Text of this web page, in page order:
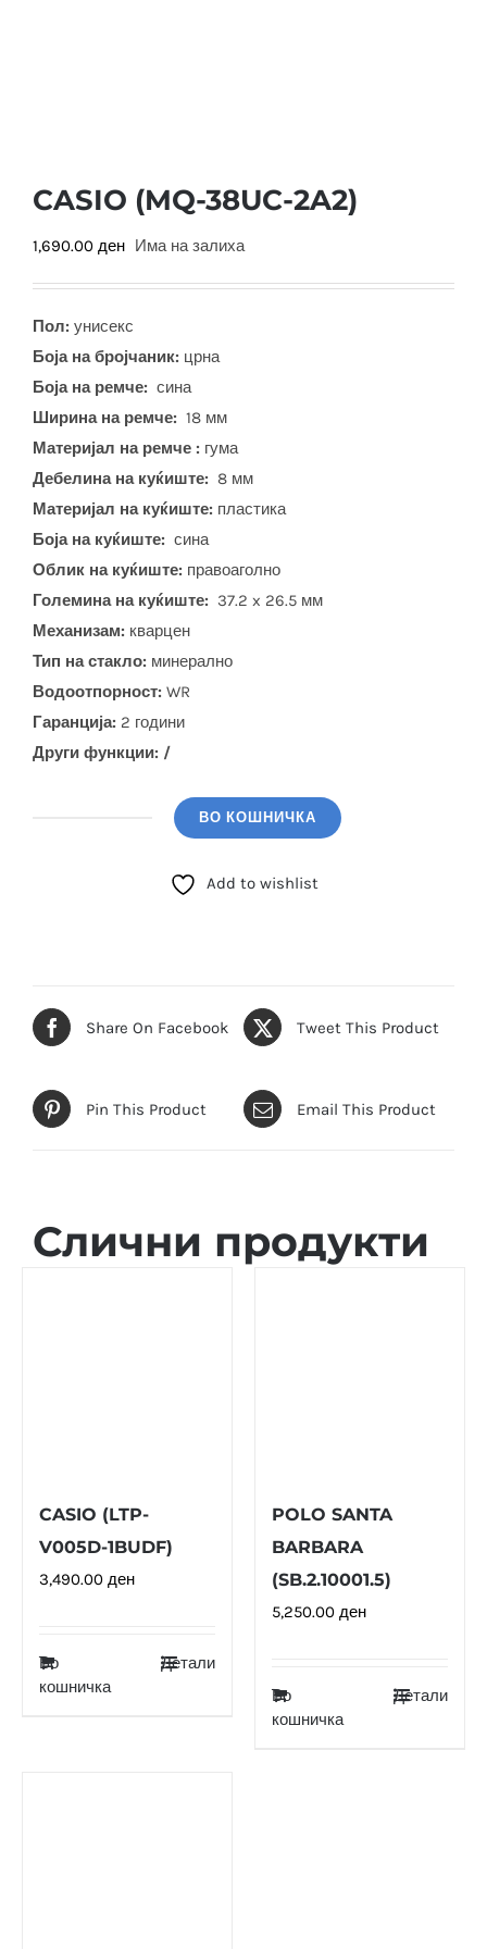
CASIO (MQ-38UC-2A2)
1,690.00 ден Има на залиха
Пол: унисекс
Боја на бројчаник: црна
Боја на ремче: сина
Ширина на ремче: 18 мм
Материјал на ремче : гума
Дебелина на куќиште: 8 мм
Материјал на куќиште: пластика
Боја на куќиште: сина
Облик на куќиште: правоаголно
Големина на куќиште: 37.2 x 26.5 мм
Механизам: кварцен
Тип на стакло: минерално
Водоотпорност: WR
Гаранција: 2 години
Други функции: /
ВО КОШНИЧКА
Add to wishlist
Share On Facebook Tweet This Product
Pin This Product Email This Product
Слични продукти
CASIO (LTP-
V005D-1BUDF)
3,490.00 ден
Во
кошничка
Детали
POLO SANTA
BARBARA
(SB.2.10001.5)
5,250.00 ден
Во
кошничка
Детали